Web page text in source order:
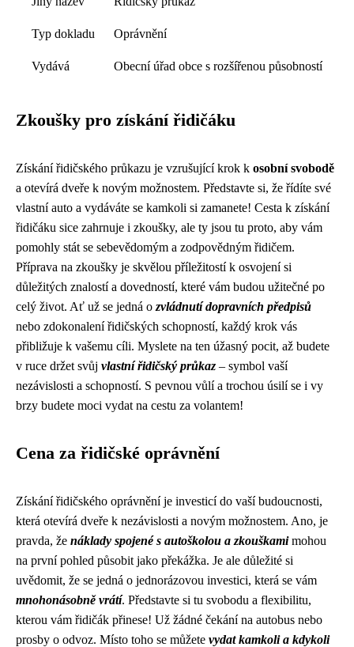
Typ dokladu Oprávnění
Vydává Obecní úřad obce s rozšířenou působností
Zkoušky pro získání řidičáku
Získání řidičského průkazu je vzrušující krok k osobní svobodě
a otevírá dveře k novým možnostem. Představte si, že řídíte své
vlastní auto a vydáváte se kamkoli si zamanete! Cesta k získání
řidičáku sice zahrnuje i zkoušky, ale ty jsou tu proto, aby vám
pomohly stát se sebevědomým a zodpovědným řidičem.
Příprava na zkoušky je skvělou příležitostí k osvojení si
důležitých znalostí a dovedností, které vám budou užitečné po
celý život. Ať už se jedná o zvládnutí dopravních předpisů
nebo zdokonalení řidičských schopností, každý krok vás
přibližuje k vašemu cíli. Myslete na ten úžasný pocit, až budete
v ruce držet svůj vlastní řidičský průkaz – symbol vaší
nezávislosti a schopností. S pevnou vůlí a trochou úsilí se i vy
brzy budete moci vydat na cestu za volantem!
Cena za řidičské oprávnění
Získání řidičského oprávnění je investicí do vaší budoucnosti,
která otevírá dveře k nezávislosti a novým možnostem. Ano, je
pravda, že náklady spojené s autoškolou a zkouškamimohou
na první pohled působit jako překážka. Je ale důležité si
uvědomit, že se jedná o jednorázovou investici, která se vám
mnohonásobně vrátí. Představte si tu svobodu a flexibilitu,
kterou vám řidičák přinese! Už žádné čekání na autobus nebo
prosby o odvoz. Místo toho se můžete vydat kamkoli a kdykoli